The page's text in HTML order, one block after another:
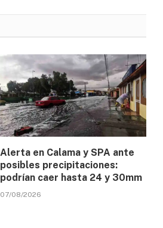
Alerta en Calama y SPA ante
posibles precipitaciones:
podrían caer hasta 24 y 30mm
07/08/2026